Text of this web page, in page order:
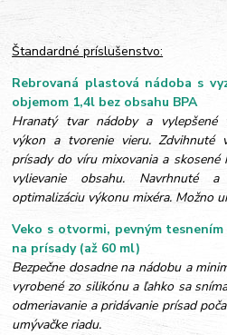
Štandardné príslušenstvo:
Rebrovaná plastová nádoba s
objemom 1,4l bez obsahu BPA
Hranatý tvar nádoby a vylepšené
výkon a tvorenie vieru. Zdvihnuté
prísady do víru mixovania a
vylievanie obsahu. Navrhnuté
optimalizáciu výkonu mixéra. Možno
Veko s otvormi, pevným
na prísady (až 60 ml)
Bezpečne dosadne na nádobu a
vyrobené zo silikónu a ľahko sa
odmeriavanie a pridávanie prísad
umývačke riadu.